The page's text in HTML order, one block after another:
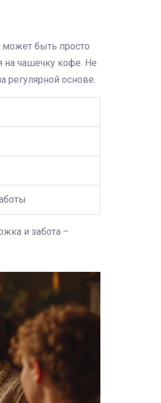
быть просто
на чашечку кофе. Не
основе.
и забота –